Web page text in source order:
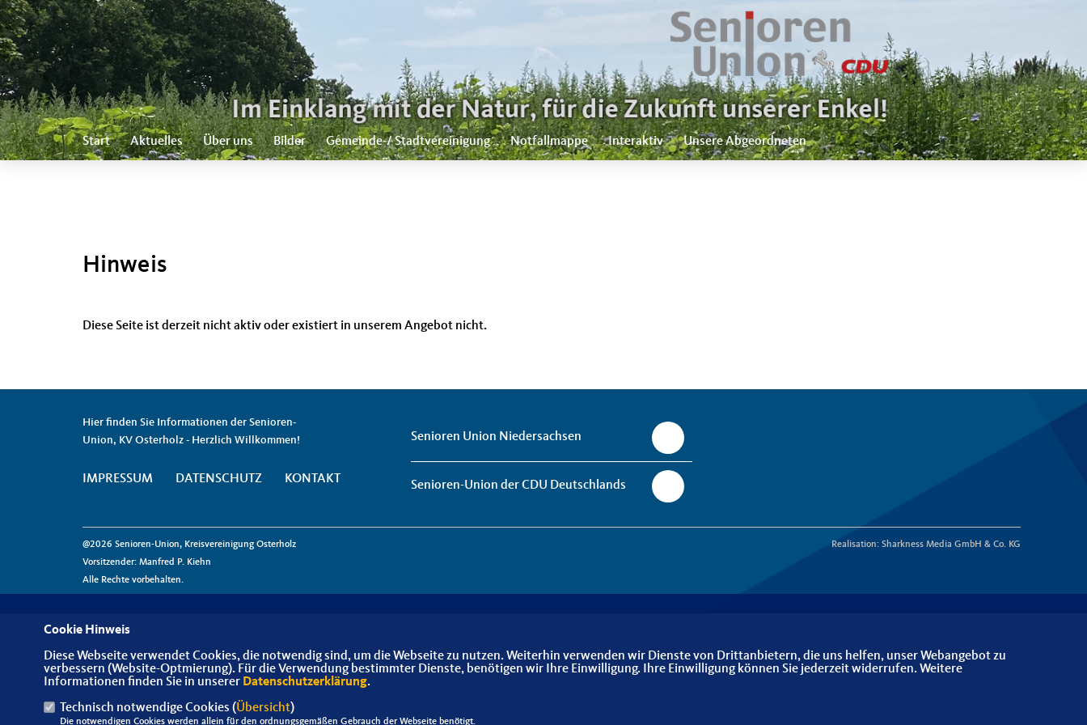
Start Aktuelles Über uns Bilder Gemeinde-/ Stadtvereinigung Notfallmappe Interaktiv Unsere Abgeordneten
Hinweis
Diese Seite ist derzeit nicht aktiv oder existiert in unserem Angebot nicht.
Hier finden Sie Informationen der Senioren-
Union, KV Osterholz - Herzlich Willkommen!
IMPRESSUM DATENSCHUTZ KONTAKT
Senioren Union Niedersachsen
Senioren-Union der CDU Deutschlands
@2026 Senioren-Union, Kreisvereinigung Osterholz
Vorsitzender: Manfred P. Kiehn
Alle Rechte vorbehalten.
Realisation: Sharkness Media GmbH & Co. KG
Cookie Hinweis
Diese Webseite verwendet Cookies, die notwendig sind, um die Webseite zu nutzen. Weiterhin verwenden wir Dienste von Drittanbietern, die uns helfen, unser Webangebot zu
verbessern (Website-Optmierung). Für die Verwendung bestimmter Dienste, benötigen wir Ihre Einwilligung. Ihre Einwilligung können Sie jederzeit widerrufen. Weitere
Informationen finden Sie in unserer Datenschutzerklärung.
Technisch notwendige Cookies (Übersicht)
Die notwendigen Cookies werden allein für den ordnungsgemäßen Gebrauch der Webseite benötigt.